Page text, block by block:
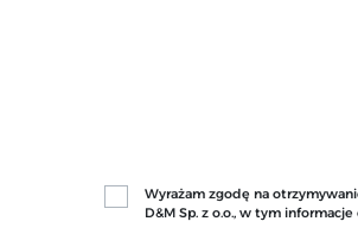
Wyrażam zgodę na
D&M Sp. z o.o., w tym